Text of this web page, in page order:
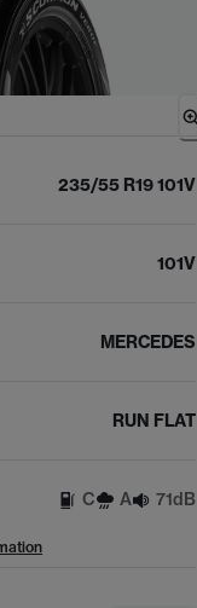
235/55 R19 101V
101V
MERCEDES
RUN FLAT
C A 71dB